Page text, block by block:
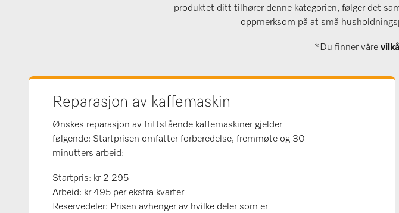
produktet ditt tilhører denne kategorien, følger det
oppmerksom på at små
*Du finner våre
Reparasjon av kaffemaskin
Ønskes reparasjon av frittstående kaffemaskiner gjelder
følgende: Startprisen omfatter forberedelse, fremmøte og 30
minutters arbeid:
Startpris: kr 2 295
Arbeid: kr 495 per ekstra kvarter
Reservedeler: Prisen avhenger av hvilke deler som er